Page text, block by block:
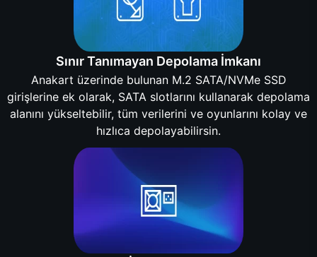
Sınır Tanımayan Depolama İmkanı
Anakart üzerinde bulunan M.2 SATA/NVMe SSD
girişlerine ek olarak, SATA slotlarını kullanarak depolama
alanını yükseltebilir, tüm verilerini ve oyunlarını kolay ve
hızlıca depolayabilirsin.